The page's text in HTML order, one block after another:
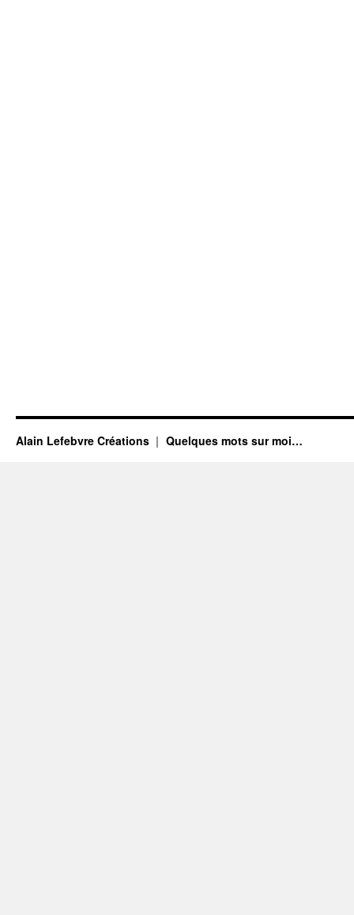
Alain Lefebvre Créations Quelques mots sur moi…